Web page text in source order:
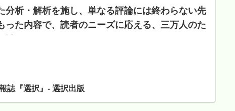
分析・解析を施し、単なる評論には終わらない先
った内容で、読者のニーズに応える、三万人のた
誌『選択』- 選択出版